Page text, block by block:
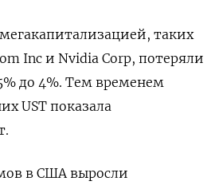
таких
Inc и Nvidia Corp, потеряли
до 4%. Тем временем
UST показала
в США выросли